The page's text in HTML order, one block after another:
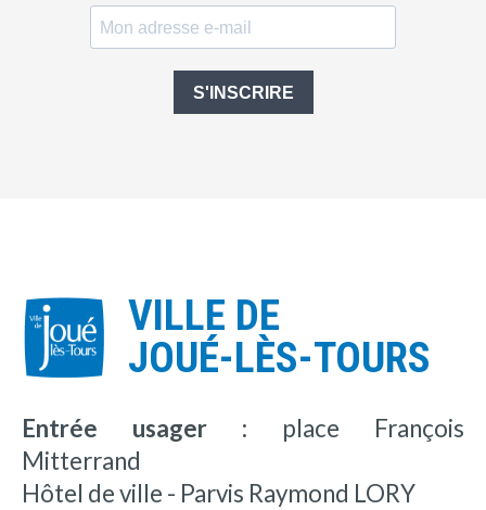
S'INSCRIRE
VILLE DE
JOUÉ-LÈS-TOURS
Entrée usager : place François
Mitterrand
Hôtel de ville - Parvis Raymond LORY